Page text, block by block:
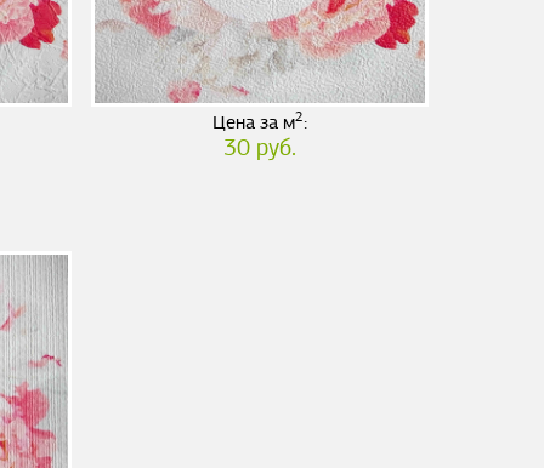
Цена за м2:
30 руб.